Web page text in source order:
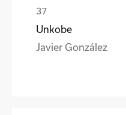
Unkobe
Javier González